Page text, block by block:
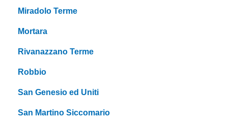
Miradolo Terme
Mortara
Rivanazzano Terme
Robbio
San Genesio ed Uniti
San Martino Siccomario